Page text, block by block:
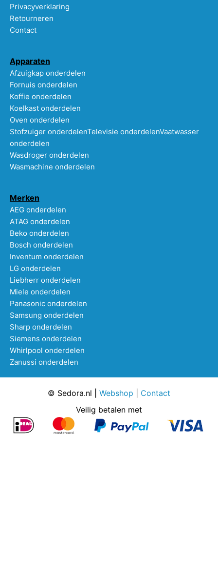
Privacyverklaring
Retourneren
Contact
Apparaten
Afzuigkap onderdelen
Fornuis onderdelen
Koffie onderdelen
Koelkast onderdelen
Oven onderdelen
Stofzuiger onderdelenTelevisie onderdelenVaatwasser
onderdelen
Wasdroger onderdelen
Wasmachine onderdelen
Merken
AEG onderdelen
ATAG onderdelen
Beko onderdelen
Bosch onderdelen
Inventum onderdelen
LG onderdelen
Liebherr onderdelen
Miele onderdelen
Panasonic onderdelen
Samsung onderdelen
Sharp onderdelen
Siemens onderdelen
Whirlpool onderdelen
Zanussi onderdelen
© Sedora.nl | Webshop
Contact
Veilig betalen met